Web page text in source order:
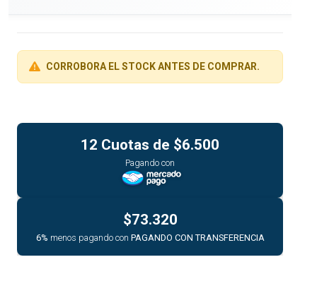
CORROBORA EL STOCK ANTES DE COMPRAR.
12 Cuotas de $6.500
Pagando con
$73.320
6% menos pagando con PAGANDO CON TRANSFERENCIA